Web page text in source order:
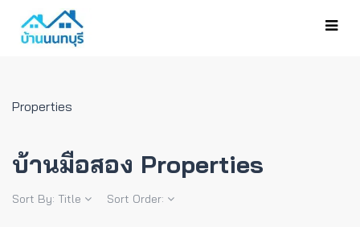
Properties
บ้านมือสอง Properties
Sort By: Title Sort Order: